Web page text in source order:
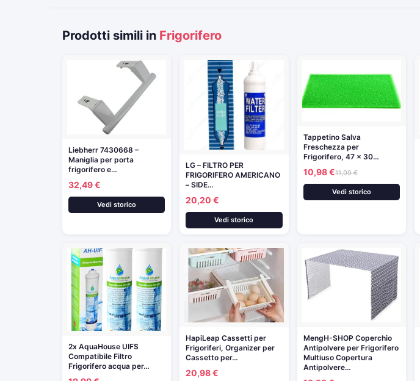
Prodotti simili in Frigorifero
Liebherr 7430668 –
Maniglia per porta
frigorifero e…
32,49 €
Vedi storico
LG – FILTRO PER
FRIGORIFERO AMERICANO
– SIDE…
20,20 €
Vedi storico
Tappetino Salva
Freschezza per
Frigorifero, 47 x 30…
10,98 €11,99 €
Vedi storico
2x AquaHouse UIFS
Compatibile Filtro
Frigorifero acqua per…
HapiLeap Cassetti per
Frigoriferi, Organizer per
Cassetto per…
20,98 €
MengH-SHOP Coperchio
Antipolvere per Frigorifero
Multiuso Copertura
Antipolvere…